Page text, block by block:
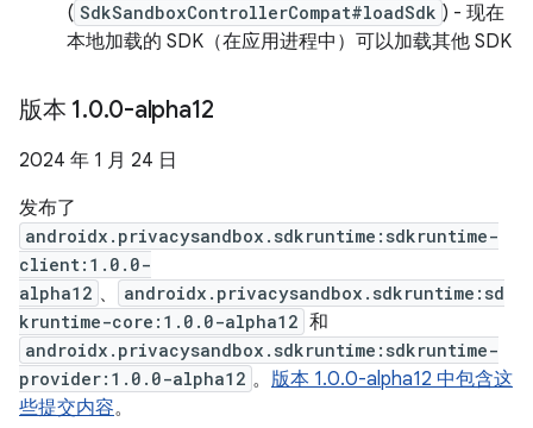
( SdkSandboxControllerCompat#loadSdk ) - 现在
本地加载的 SDK（在应用进程中）可以加载其他 SDK
版本 1.0.0-alpha12
2024 年 1 月 24 日
发布了
androidx.privacysandbox.sdkruntime:sdkruntime-
client:1.0.0-
alpha12 、
androidx.privacysandbox.sdkruntime:sd
kruntime-core:1.0.0-alpha12 和
androidx.privacysandbox.sdkruntime:sdkruntime-
provider:1.0.0-alpha12 。 版本 1.0.0-alpha12 中包含这
些提交内容。